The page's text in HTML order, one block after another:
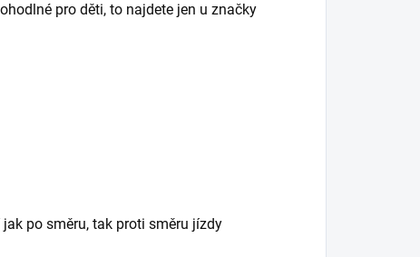
pro děti, to najdete jen u značky
po směru, tak proti směru jízdy